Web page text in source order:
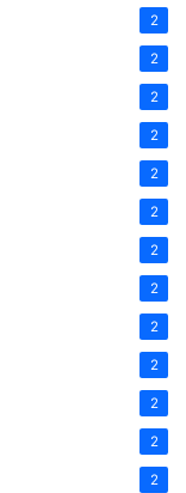
2
2
2
2
2
2
2
2
2
2
2
2
2